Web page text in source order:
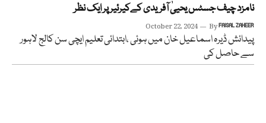
نامزد چیف جسٹس یحییٰ آفریدی کےکیرئیر پر ایک نظر
October 22, 2024 ByFAISAL ZAHEER
پیدائش ڈیرہ اسماعیل خان میں ہوئی ،ابتدائی تعلیم ایچی سن کالج لاہور
سے حاصل کی